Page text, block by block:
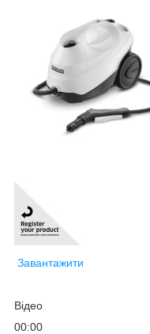
Завантажити
Відео
00:00